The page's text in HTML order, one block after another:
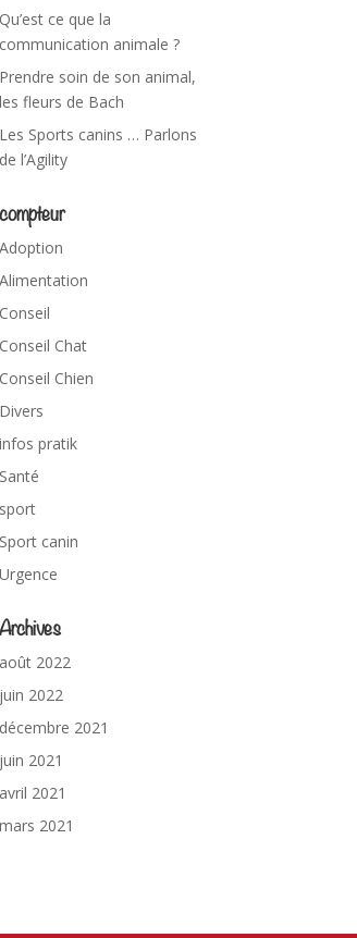
Qu’est ce que la
communication animale ?
Prendre soin de son animal,
les fleurs de Bach
Les Sports canins … Parlons
de l’Agility
compteur
Adoption
Alimentation
Conseil
Conseil Chat
Conseil Chien
Divers
infos pratik
Santé
sport
Sport canin
Urgence
Archives
août 2022
juin 2022
décembre 2021
juin 2021
avril 2021
mars 2021